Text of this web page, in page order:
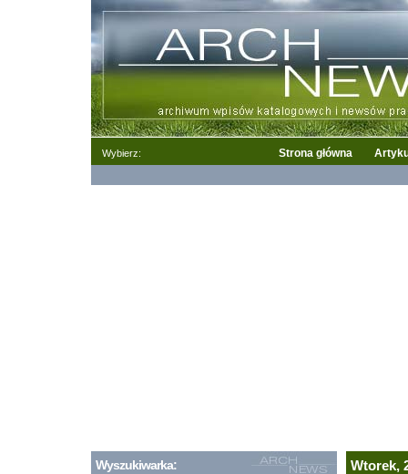
Wybierz: Strona główna
Wtorek,
Wyszukiwarka: